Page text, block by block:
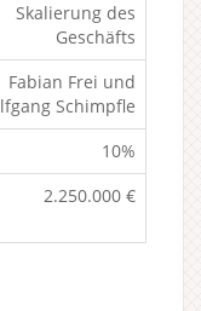
Skalierung des
Geschäfts
Fabian Frei und
Schimpfle
10%
2.250.000 €